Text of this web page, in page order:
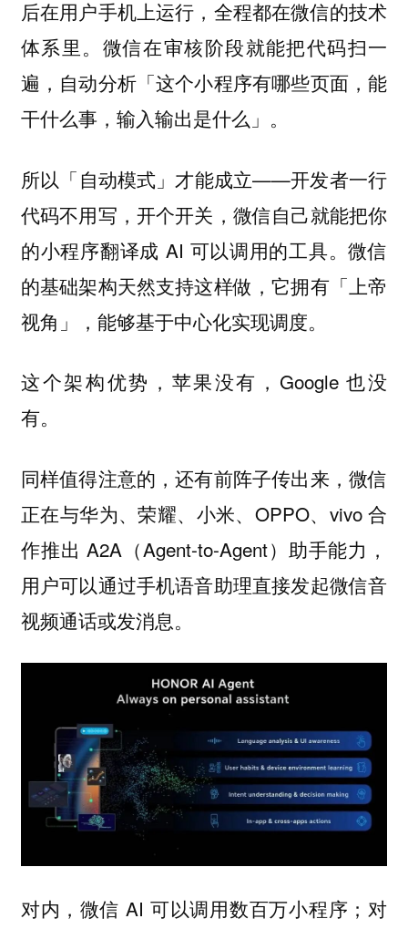
后在用户手机上运行，全程都在微信的技术
体系里。 微信在审核阶段就能把代码扫一
遍，自动分析「这个小程序有哪些页面，能
干什么事，输入输出是什么」。
所以「自动模式」才能成立——开发者一行
代码不用写，开个开关，微信自己就能把你
的小程序翻译成 AI 可以调用的工具。微信
的基础架构天然支持这样做，它拥有「上帝
视角」，能够基于中心化实现调度。
这个架构优势，苹果没有，Google 也没
有。
同样值得注意的，还有前阵子传出来，微信
正在与华为、荣耀、小米、OPPO、vivo 合
作推出 A2A（Agent-to-Agent）助手能力，
用户可以通过手机语音助理直接发起微信音
视频通话或发消息。
对内，微信 AI 可以调用数百万小程序；对